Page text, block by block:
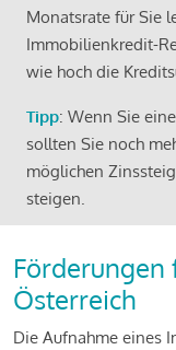
Monatsrate für Sie
Immobilienkredit-
wie hoch die
Tipp: Wenn Sie
sollten Sie noch
möglichen
steigen.
Österreich
Die Aufnahme eines